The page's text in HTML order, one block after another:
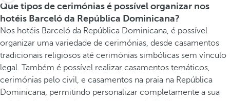
Que tipos de cerimónias é possível organizar nos
hotéis Barceló da República Dominicana?
Nos hotéis Barceló da República Dominicana, é possível
organizar uma variedade de cerimónias, desde casamentos
tradicionais religiosos até cerimónias simbólicas sem vínculo
legal. Também é possível realizar casamentos temáticos,
cerimónias pelo civil, e casamentos na praia na República
Dominicana, permitindo personalizar completamente a sua